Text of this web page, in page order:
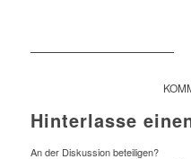
Hinterlasse
An der Diskussion beteiligen?